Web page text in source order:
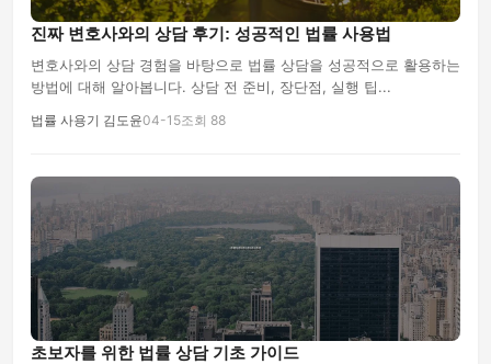
진짜 변호사와의 상담 후기: 성공적인 법률 사용법
변호사와의 상담 경험을 바탕으로 법률 상담을 성공적으로 활용하는
방법에 대해 알아봅니다. 상담 전 준비, 장단점, 실행 팁...
법률 사용기 김도윤04-15조회 88
초보자를 위한 법률 상담 기초 가이드